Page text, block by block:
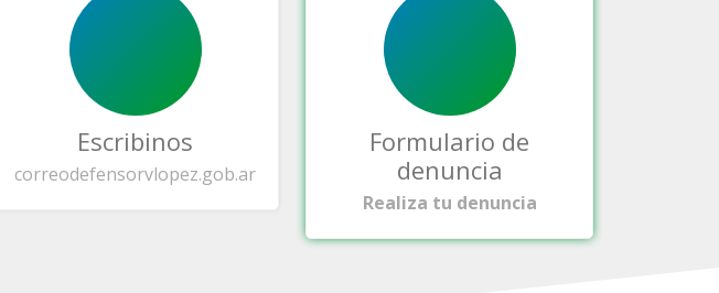
Escribinos
correodefensorvlopez.gob.ar
Formulario de
denuncia
Realiza tu denuncia